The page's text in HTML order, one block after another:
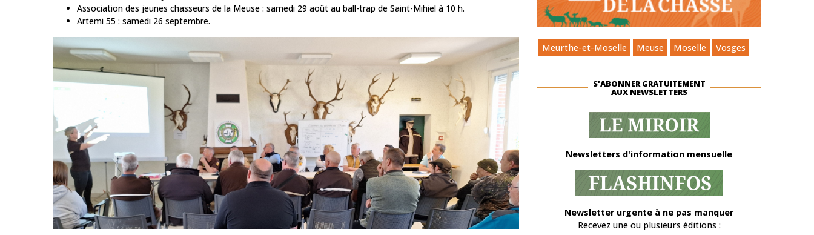
Association des jeunes chasseurs de la Meuse : samedi 29 août au ball-trap de Saint-Mihiel à 10 h.
Artemi 55 : samedi 26 septembre.
Meurthe-et-Moselle Meuse Moselle Vosges
S'ABONNER GRATUITEMENT
AUX NEWSLETTERS
Newsletters d'information mensuelle
Newsletter urgente à ne pas manquer
Recevez une ou plusieurs éditions :